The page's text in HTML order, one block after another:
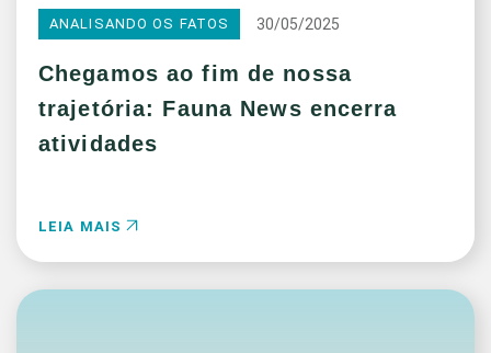
ANALISANDO OS FATOS 30/05/2025
Chegamos ao fim de nossa
trajetória: Fauna News encerra
atividades
LEIA MAIS